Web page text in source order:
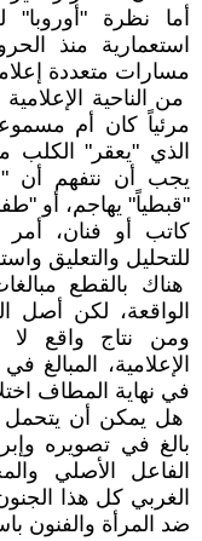
أما نظرة
استعمارية منذ
مسارات متعددة
من الناحية
مرئياً كان أم
الذي "يعقر" الكلب
يجب أن نتفهم أن
"قبطياً" يهاجم، أو
كاتب أو فنان،
للتحليل والتعليق
هناك بالقطع
الواقعة، لكن أصل
ومن نتاج واقع لا
الإعلامية، المبالغ
في نهاية المطاف
هل يمكن أن يتحمل
بالغ في تصويره
الفاعل الأصلي
الغربي كل هذا
ضد المرأة والفنون